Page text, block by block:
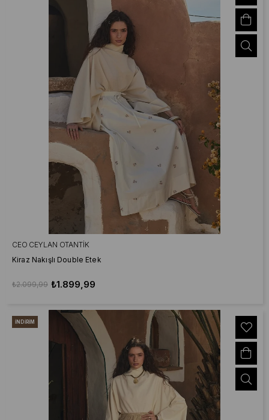
CEO CEYLAN OTANTIK
Kiraz Nakışlı Double Etek
₺1.899,99
₺2.099,99
İNDIRIM